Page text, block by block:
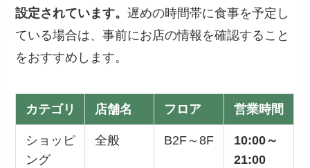
設定されています。遅めの時間帯に食事を予定し
ている場合は、事前にお店の情報を確認すること
をおすすめします。
カテゴリ 店舗名 フロア 営業時間
ショッピ
ング
全般 B2F～8F
10:00～
21:00